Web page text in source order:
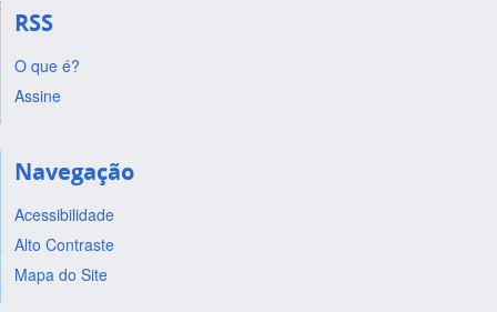
RSS
O que é?
Assine
Navegação
Acessibilidade
Alto Contraste
Mapa do Site